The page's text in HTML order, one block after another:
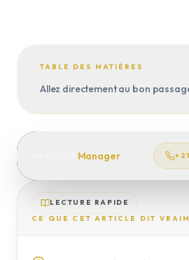
VOYAGE SUR
TABLE DES MATIÈRES
Allez directement au bon
Manager
LECTURE RAPIDE
CE QUE CET ARTICLE DIT